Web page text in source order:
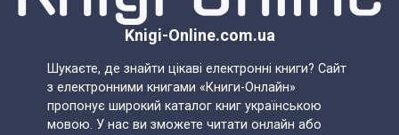
Knigi-Online.com.ua
Шукаєте, де знайти цікаві електронні книги? Сайт
з електронними книгами «Книги-Онлайн»
пропонує широкий каталог книг українською
мовою. У нас ви зможете читати онлайн або